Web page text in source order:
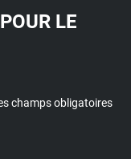
LE
champs obligatoires